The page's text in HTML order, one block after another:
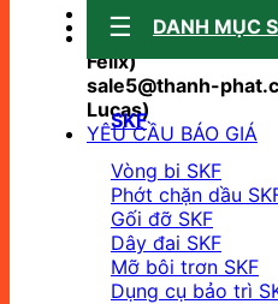
Sale support:
sale10@thanh-
Felix)
sale5@thanh-
Lucas)
YÊU CẦU BÁO GIÁ
DANH MỤC
SKF
Vòng bi SKF
Phớt chặn dầu
Gối đỡ SKF
Dây đai SKF
Mỡ bôi trơn SKF
Dụng cụ bảo trì